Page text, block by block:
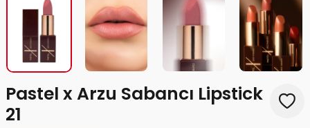
Pastel x Arzu Sabancı Lipstick
21